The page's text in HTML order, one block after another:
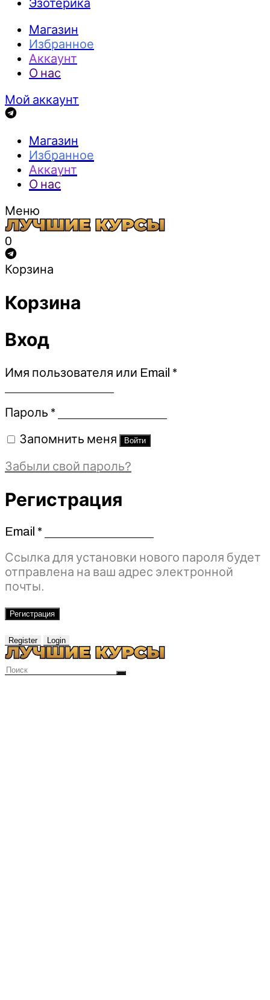
Эзотерика
Магазин
Избранное
Аккаунт
О нас
Мой аккаунт
Магазин
Избранное
Аккаунт
О нас
Меню
0
Корзина
Корзина
Вход
Имя пользователя или Email *Обязательно
Пароль *Обязательно
Запомнить меня Войти
Забыли свой пароль?
Регистрация
Email *Обязательно
Ссылка для установки нового пароля будет
отправлена ​​на ваш адрес электронной
почты.
Регистрация
Register Login